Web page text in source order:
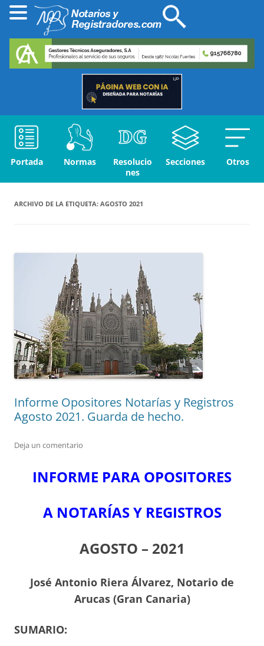
Portada Normas
Resolucio
nes
Secciones Otros
ARCHIVO DE LA ETIQUETA: AGOSTO 2021
Informe Opositores Notarías y Registros
Agosto 2021. Guarda de hecho.
Deja un comentario
INFORME PARA OPOSITORES
A NOTARÍAS Y REGISTROS
AGOSTO – 2021
José Antonio Riera Álvarez, Notario de
Arucas (Gran Canaria)
SUMARIO: